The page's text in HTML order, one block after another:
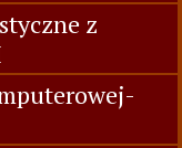
z